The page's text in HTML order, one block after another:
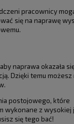
pracownicy
się na naprawę
naprawa okazała
Dzięki temu możesz
postojowego, które
wykonane z wysokiej
się tego bać!